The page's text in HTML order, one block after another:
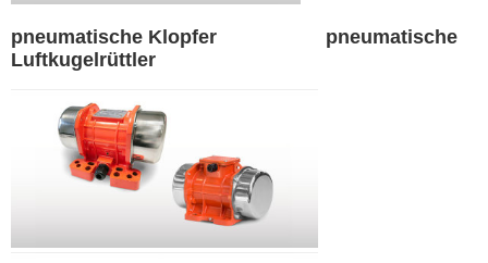
pneumatische Klopfer
pneumatische
Luftkugelrüttler